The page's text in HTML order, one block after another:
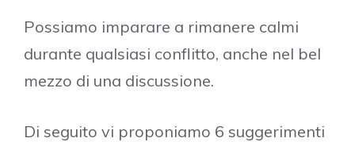
Possiamo imparare a rimanere calmi
durante qualsiasi conflitto, anche nel bel
mezzo di una discussione.
Di seguito vi proponiamo 6 suggerimenti